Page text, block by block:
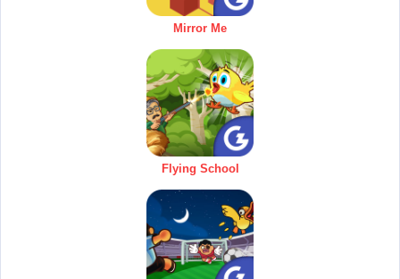
Mirror Me
Flying School